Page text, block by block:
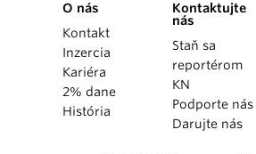
O nás
Kontakt
Inzercia
Kariéra
2% dane
História
Kontaktujte
nás
Staň sa
reportérom
KN
Podporte nás
Darujte nás